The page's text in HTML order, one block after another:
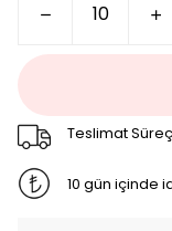
Teslimat
10 gün içinde